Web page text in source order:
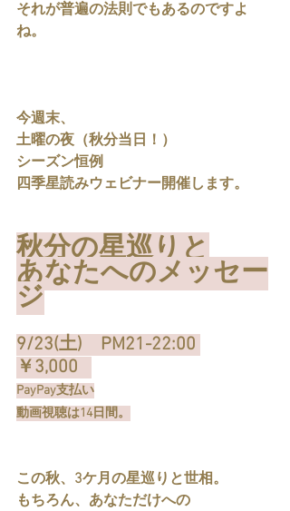
それが普遍の法則でもあるのですよ
ね。
今週末、
土曜の夜（秋分当日！）
シーズン恒例
四季星読みウェビナー開催します。
秋分の星巡りと
あなたへのメッセー
ジ
9/23(土)　PM21-22:00
￥3,000
PayPay支払い
動画視聴は14日間。
この秋、3ケ月の星巡りと世相。
もちろん、あなただけへの